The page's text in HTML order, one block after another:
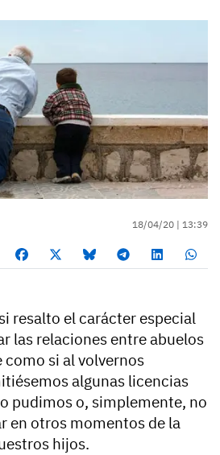
18/04/20 | 13:39
resalto el carácter especial
las relaciones entre abuelos
como si al volvernos
algunas licencias
pudimos o, simplemente, no
en otros momentos de la
hijos.